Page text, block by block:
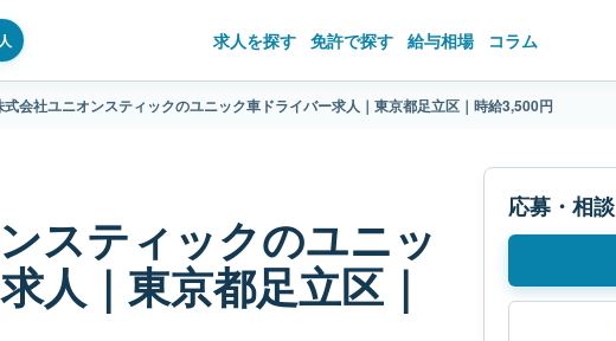
求人を探す 免許で探す 給与相場 コラム
式会社ユニオンスティックのユニック車ドライバー求人｜東京都足立区｜時給3,500円
スティックのユニッ
人｜東京都足立区｜
応募・相談